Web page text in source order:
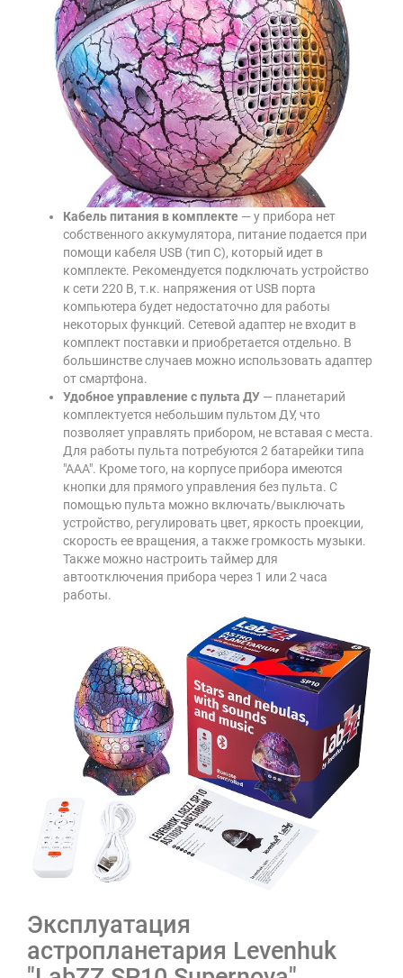
Кабель питания в комплекте — у прибора нет
собственного аккумулятора, питание подается при
помощи кабеля USB (тип С), который идет в
комплекте. Рекомендуется подключать устройство
к сети 220 В, т.к. напряжения от USB порта
компьютера будет недостаточно для работы
некоторых функций. Сетевой адаптер не входит в
комплект поставки и приобретается отдельно. В
большинстве случаев можно использовать адаптер
от смартфона.
Удобное управление с пульта ДУ — планетарий
комплектуется небольшим пультом ДУ, что
позволяет управлять прибором, не вставая с места.
Для работы пульта потребуются 2 батарейки типа
"ААА". Кроме того, на корпусе прибора имеются
кнопки для прямого управления без пульта. С
помощью пульта можно включать/выключать
устройство, регулировать цвет, яркость проекции,
скорость ее вращения, а также громкость музыки.
Также можно настроить таймер для
автоотключения прибора через 1 или 2 часа
работы.
Эксплуатация
астропланетария Levenhuk